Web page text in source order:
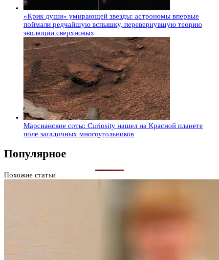
«Крик души» умирающей звезды: астрономы впервые
поймали редчайшую вспышку, перевернувшую теорию
эволюции сверхновых
Марсианские соты: Curiosity нашел на Красной планете
поле загадочных многоугольников
Популярное
Похожие статьи